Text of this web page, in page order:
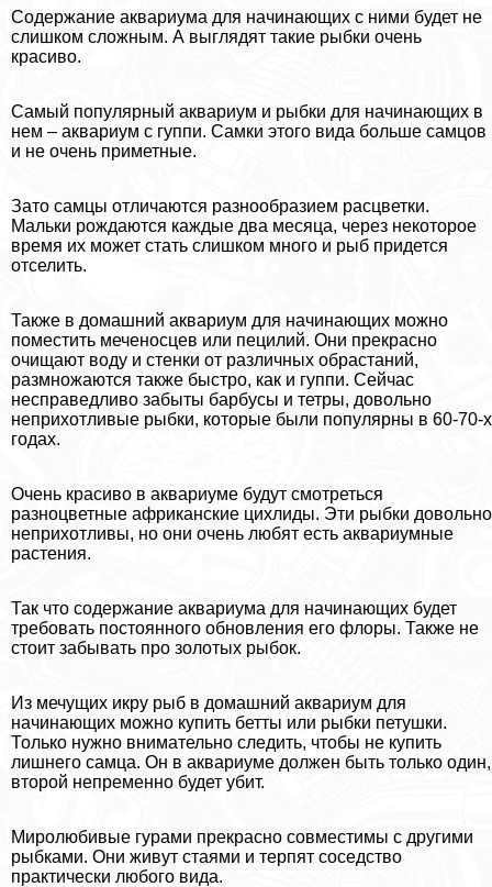
Содержание аквариума для начинающих с ними будет не
слишком сложным. А выглядят такие рыбки очень
красиво.
Самый популярный аквариум и рыбки для начинающих в
нем – аквариум с гуппи. Самки этого вида больше самцов
и не очень приметные.
Зато самцы отличаются разнообразием расцветки.
Мальки рождаются каждые два месяца, через некоторое
время их может стать слишком много и рыб придется
отселить.
Также в домашний аквариум для начинающих можно
поместить меченосцев или пецилий. Они прекрасно
очищают воду и стенки от различных обрастаний,
размножаются также быстро, как и гуппи. Сейчас
несправедливо забыты барбусы и тетры, довольно
неприхотливые рыбки, которые были популярны в 60-70-х
годах.
Очень красиво в аквариуме будут смотреться
разноцветные африканские цихлиды. Эти рыбки довольно
неприхотливы, но они очень любят есть аквариумные
растения.
Так что содержание аквариума для начинающих будет
требовать постоянного обновления его флоры. Также не
стоит забывать про золотых рыбок.
Из мечущих икру рыб в домашний аквариум для
начинающих можно купить бетты или рыбки петушки.
Только нужно внимательно следить, чтобы не купить
лишнего самца. Он в аквариуме должен быть только один,
второй непременно будет убит.
Миролюбивые гурами прекрасно совместимы с другими
рыбками. Они живут стаями и терпят соседство
пpaктически любого вида.